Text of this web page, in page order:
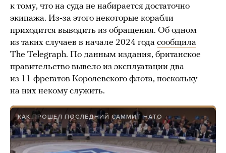
к тому, что на суда не набирается достаточно
экипажа. Из-за этого некоторые корабли
приходится выводить из обращения. Об одном
из таких случаев в начале 2024 года сообщила
The Telegraph. По данным издания, британское
правительство вывело из эксплуатации два
из 11 фрегатов Королевского флота, поскольку
на них некому служить.
КАК ПРОШЕЛ ПОСЛЕДНИЙ САММИТ НАТО